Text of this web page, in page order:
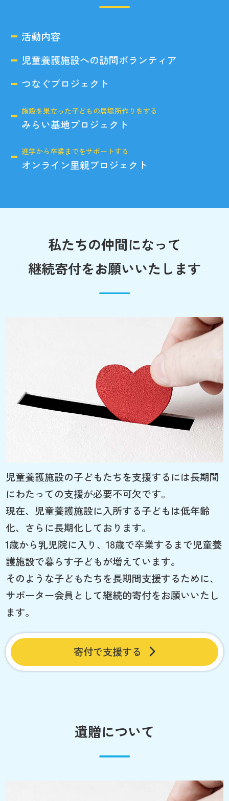
活動内容
児童養護施設への訪問ボランティア
つなぐプロジェクト
施設を巣立った子どもの居場所作りをする
みらい基地プロジェクト
進学から卒業までをサポートする
オンライン里親プロジェクト
私たちの仲間になって
継続寄付をお願いいたします
児童養護施設の子どもたちを支援するには長期間
にわたっての支援が必要不可欠です。
現在、児童養護施設に入所する子どもは低年齢
化、さらに長期化しております。
1歳から乳児院に入り、18歳で卒業するまで児童養
護施設で暮らす子どもが増えています。
そのような子どもたちを長期間支援するために、
サポーター会員として継続的寄付をお願いいたし
ます。
寄付で支援する
遺贈について